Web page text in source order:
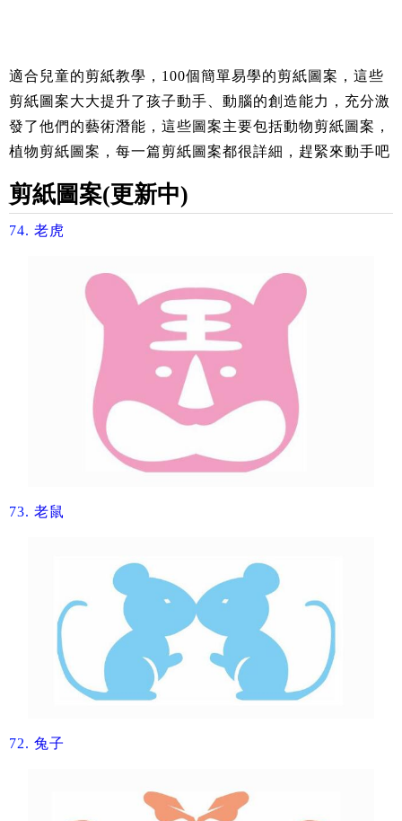
適合兒童的剪紙教學，100個簡單易學的剪紙圖案，這些
剪紙圖案大大提升了孩子動手、動腦的創造能力，充分激
發了他們的藝術潛能，這些圖案主要包括動物剪紙圖案，
植物剪紙圖案，每一篇剪紙圖案都很詳細，趕緊來動手吧
剪紙圖案(更新中)
74. ​老虎
73. ​老鼠
72. ​兔子